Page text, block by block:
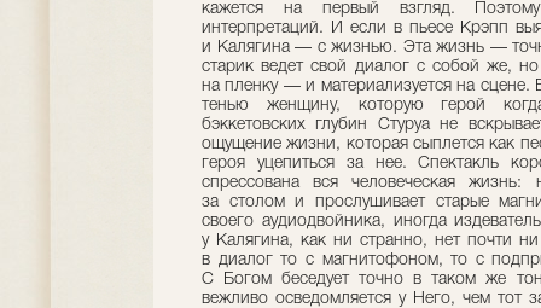
кажется на первый взгляд.
интерпретаций. И если в пьесе Крэпп
и Калягина — с жизнью. Эта жизнь —
старик ведет свой диалог с собой же,
на пленку — и материализуется на
тенью женщину, которую герой
бэккетовских глубин Стуруа не
ощущение жизни, которая сыплется как
героя уцепиться за нее. Спектакль
спрессована вся человеческая жизнь:
за столом и прослушивает старые
своего аудиодвойника, иногда
у Калягина, как ни странно, нет почти
в диалог то с магнитофоном, то с
С Богом беседует точно в таком же
вежливо осведомляется у Него, чем тот